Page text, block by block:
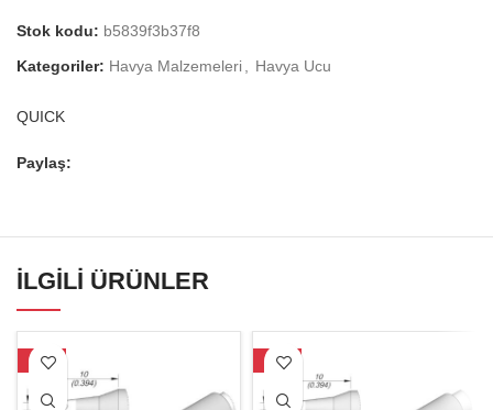
Stok kodu: b5839f3b37f8
Kategoriler: Havya Malzemeleri Havya Ucu
QUICK
Paylaş:
İLGILI ÜRÜNLER
-27% -20%